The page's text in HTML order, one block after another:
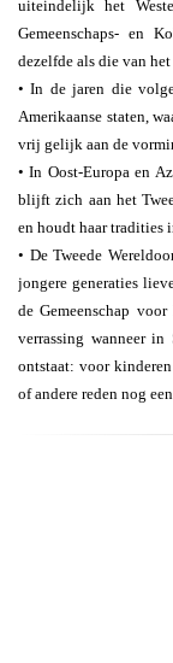
uiteindelijk het
Gemeenschaps- en
dezelfde als die van
• In de jaren die
Amerikaanse staten,
vrij gelijk aan de
• In Oost-Europa en
blijft zich aan het
en houdt haar tradities
• De Tweede
jongere generaties
de Gemeenschap
verrassing wanneer in
ontstaat: voor
of andere reden nog